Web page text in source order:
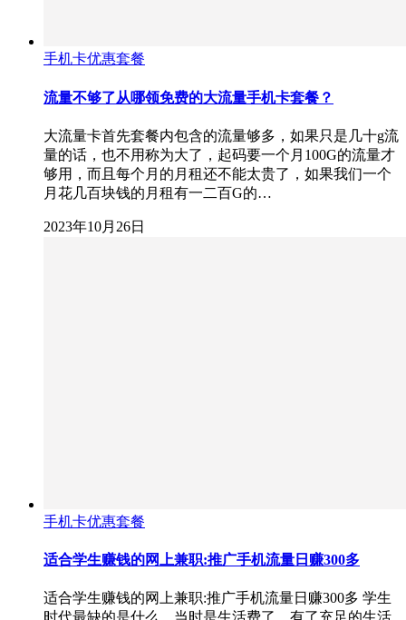
手机卡优惠套餐
流量不够了从哪领免费的大流量手机卡套餐？
大流量卡首先套餐内包含的流量够多，如果只是几十g流
量的话，也不用称为大了，起码要一个月100G的流量才
够用，而且每个月的月租还不能太贵了，如果我们一个
月花几百块钱的月租有一二百G的…
2023年10月26日
手机卡优惠套餐
适合学生赚钱的网上兼职:推广手机流量日赚300多
适合学生赚钱的网上兼职:推广手机流量日赚300多 学生